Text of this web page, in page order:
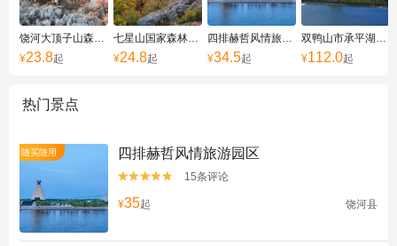
饶河大顶子山森林公园
¥23.8起
七星山国家森林公园
¥24.8起
四排赫哲风情旅游园区
¥34.5起
双鸭山市承平湖公园
¥112.0起
热门景点
随买随用 四排赫哲风情旅游园区

 15条评论
¥35起 饶河县